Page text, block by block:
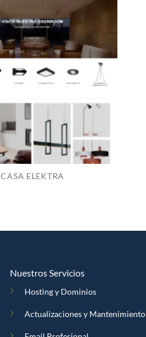
CASA ELEKTRA
Nuestros Servicios
Hosting y Dominios
Actualizaciones y Mantenimiento